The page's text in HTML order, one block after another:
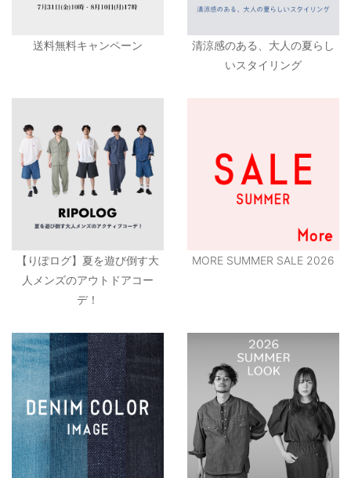
送料無料キャンペーン
清涼感のある、大人の夏らし
いスタイリング
【りぽログ】夏を遊び倒す大
人メンズのアウトドアコー
デ！
MORE SUMMER SALE 2026